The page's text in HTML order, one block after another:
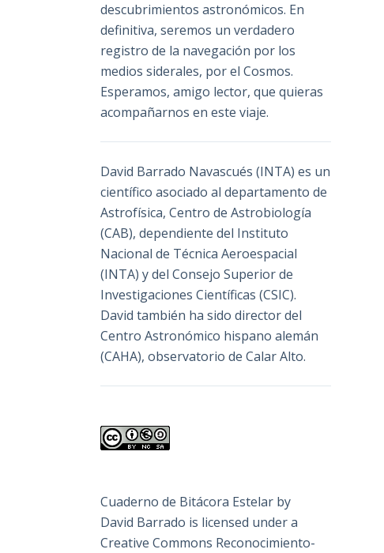
descubrimientos astronómicos. En
definitiva, seremos un verdadero
registro de la navegación por los
medios siderales, por el Cosmos.
Esperamos, amigo lector, que quieras
acompañarnos en este viaje.
David Barrado Navascués (INTA) es un
científico asociado al departamento de
Astrofísica, Centro de Astrobiología
(CAB), dependiente del Instituto
Nacional de Técnica Aeroespacial
(INTA) y del Consejo Superior de
Investigaciones Científicas (CSIC).
David también ha sido director del
Centro Astronómico hispano alemán
(CAHA), observatorio de Calar Alto.
Cuaderno de Bitácora Estelar by
David Barrado is licensed under a
Creative Commons Reconocimiento-